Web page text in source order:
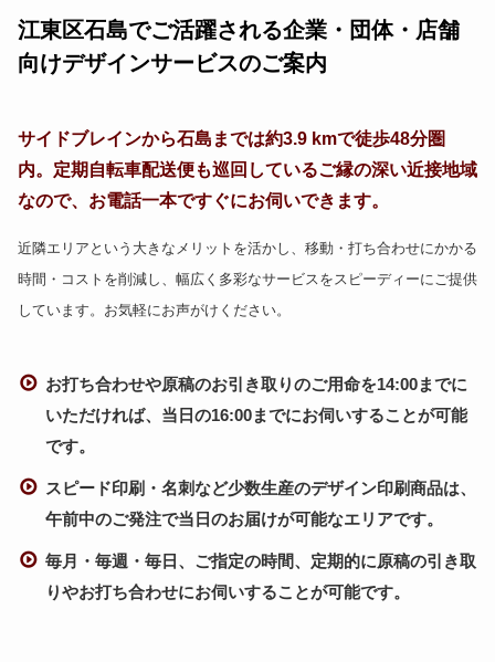
江東区石島でご活躍される企業・団体・店舗
向けデザインサービスのご案内
サイドブレインから石島までは約3.9 kmで徒歩48分圏
内。定期自転車配送便も巡回しているご縁の深い近接地域
なので、お電話一本ですぐにお伺いできます。
近隣エリアという大きなメリットを活かし、移動・打ち合わせにかかる
時間・コストを削減し、幅広く多彩なサービスをスピーディーにご提供
しています。お気軽にお声がけください。
お打ち合わせや原稿のお引き取りのご用命を14:00までに
いただければ、当日の16:00までにお伺いすることが可能
です。
スピード印刷・名刺など少数生産のデザイン印刷商品は、
午前中のご発注で当日のお届けが可能なエリアです。
毎月・毎週・毎日、ご指定の時間、定期的に原稿の引き取
りやお打ち合わせにお伺いすることが可能です。